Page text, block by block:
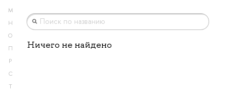
М
Н
О
П
Р
С
Т
Ничего не найдено